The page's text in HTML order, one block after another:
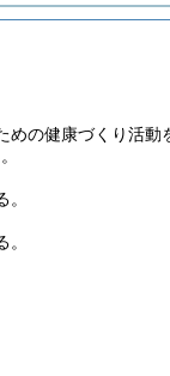
めの健康づくり活